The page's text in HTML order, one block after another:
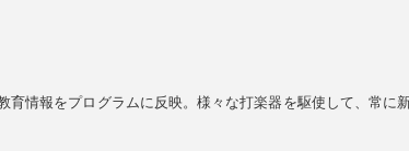
育情報をプログラムに反映。様々な打楽器を駆使して、常に